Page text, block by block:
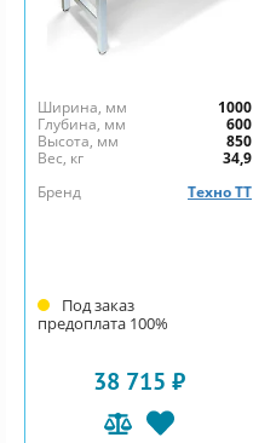
Ширина, мм
1000
Глубина, мм
600
Высота, мм
850
Вес, кг
34,9
Бренд
Техно ТТ
Под заказ
предоплата 100%
38 715 ₽